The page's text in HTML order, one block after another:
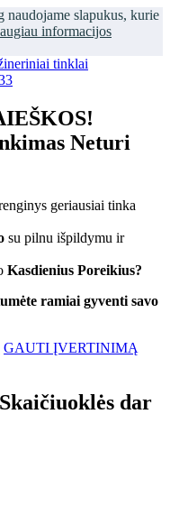
naudojame slapukus, kurie
informacijos
Neturi
geriausiai tinka
su pilnu išpildymu ir
Kasdienius Poreikius?
ramiai gyventi savo
GAUTI ĮVERTINIMĄ
dar